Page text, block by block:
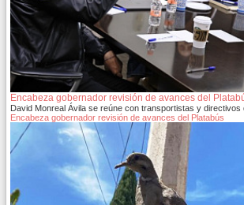
Encabeza gobernador revisión de avances del
David Monreal Ávila se reúne con transportistas y directivos
Encabeza gobernador revisión de avances del Platabús